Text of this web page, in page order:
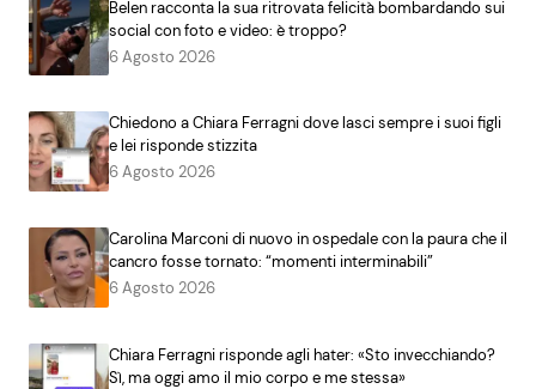
Belen racconta la sua ritrovata felicità bombardando sui
social con foto e video: è troppo?
6 Agosto 2026
Chiedono a Chiara Ferragni dove lasci sempre i suoi figli
e lei risponde stizzita
6 Agosto 2026
Carolina Marconi di nuovo in ospedale con la paura che il
cancro fosse tornato: “momenti interminabili”
6 Agosto 2026
Chiara Ferragni risponde agli hater: «Sto invecchiando?
Sì, ma oggi amo il mio corpo e me stessa»